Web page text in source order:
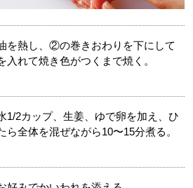
を熱し、②の巻きおわりを下にして
入れて焼き色がつくまで焼く。
1/2カップ、生姜、ゆで卵を加え、ひ
ら全体を混ぜながら10〜15分煮る。